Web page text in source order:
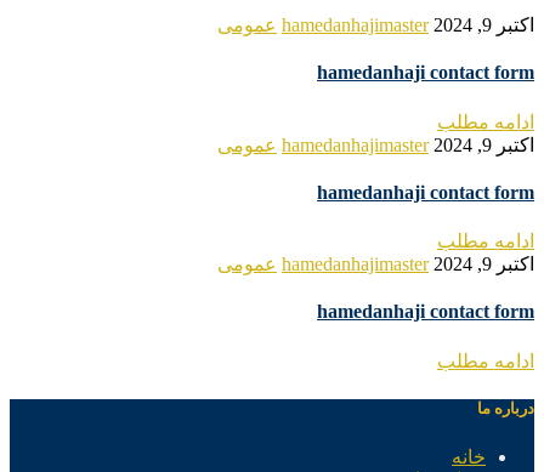
اکتبر 9, 2024 hamedanhajimaster عمومی
hamedanhaji contact form
ادامه مطلب
اکتبر 9, 2024
hamedanhajimaster عمومی
hamedanhaji contact form
ادامه مطلب
اکتبر 9, 2024
hamedanhajimaster عمومی
hamedanhaji contact form
ادامه مطلب
درباره ما
خانه